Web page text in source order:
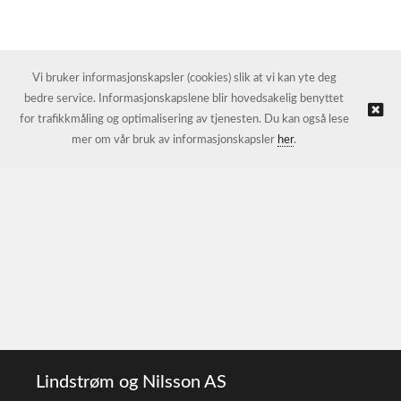
Lindstrøm og Nilsson AS
Vi bruker informasjonskapsler (cookies) slik at vi kan yte deg
bedre service. Informasjonskapslene blir hovedsakelig benyttet
for trafikkmåling og optimalisering av tjenesten. Du kan også lese
mer om vår bruk av informasjonskapsler her.